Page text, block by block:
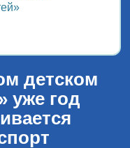
детском
уже год